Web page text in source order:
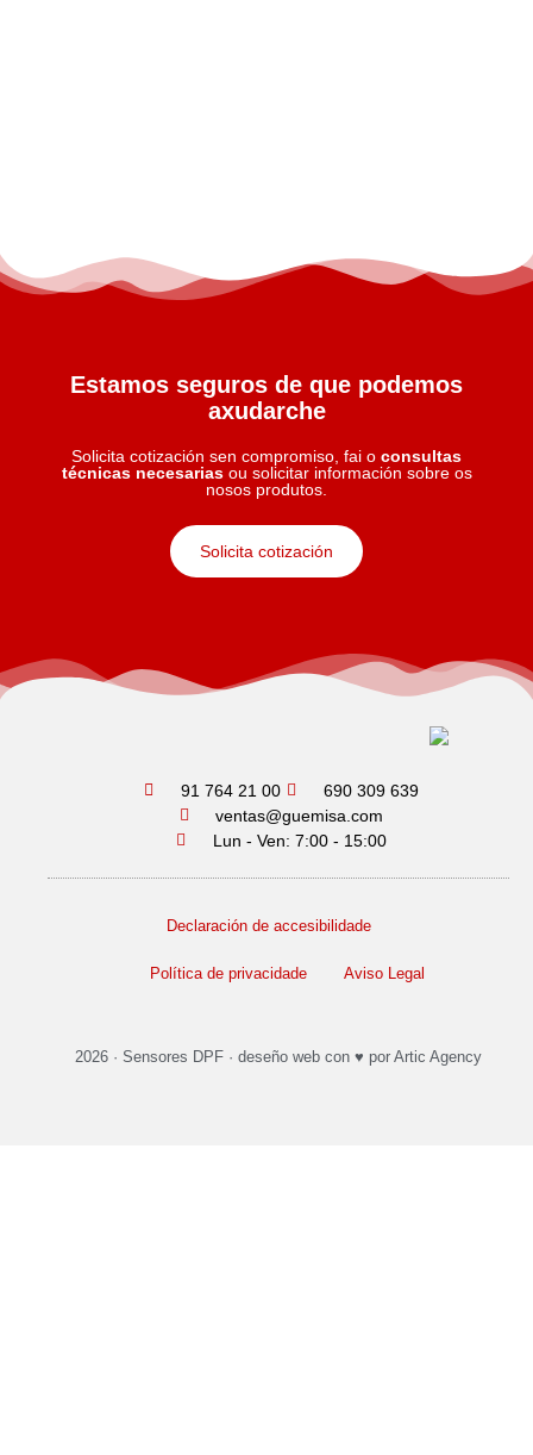
Estamos seguros de que podemos
axudarche
Solicita cotización sen compromiso, fai o consultas
técnicas necesariasou solicitar información sobre os
nosos produtos.
Solicita cotización
91 764 21 00
690 309 639
ventas@guemisa.com
Lun - Ven: 7:00 - 15:00
Declaración de accesibilidade
Política de privacidade Aviso Legal
2026 · Sensores DPF · deseño web con ♥️ por Artic Agency